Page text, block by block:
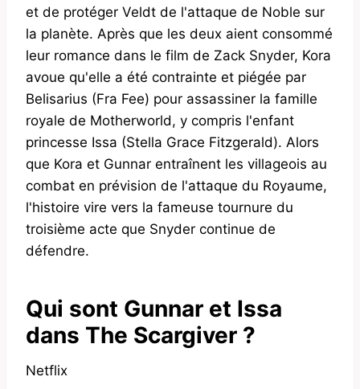
et de protéger Veldt de l'attaque de Noble sur
la planète. Après que les deux aient consommé
leur romance dans le film de Zack Snyder, Kora
avoue qu'elle a été contrainte et piégée par
Belisarius (Fra Fee) pour assassiner la famille
royale de Motherworld, y compris l'enfant
princesse Issa (Stella Grace Fitzgerald). Alors
que Kora et Gunnar entraînent les villageois au
combat en prévision de l'attaque du Royaume,
l'histoire vire vers la fameuse tournure du
troisième acte que Snyder continue de
défendre.
Qui sont Gunnar et Issa
dans The Scargiver ?
Netflix